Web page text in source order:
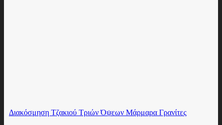
Διακόσμηση Τζακιού Τριών Όψεων Μάρμαρα Γρανίτες